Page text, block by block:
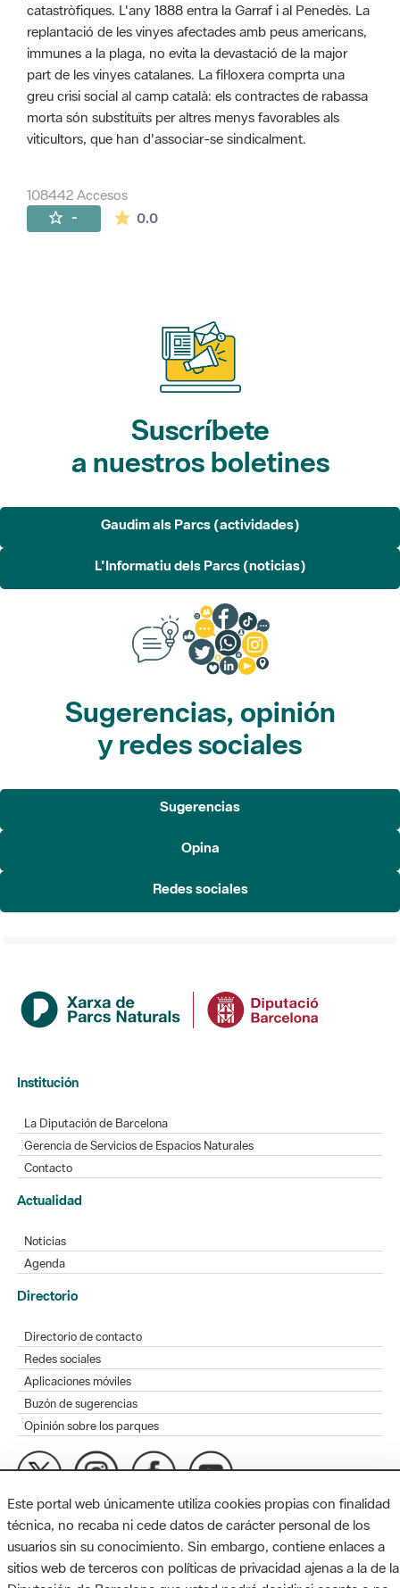
catastròfiques. L'any 1888 entra la Garraf i al Penedès. La
replantació de les vinyes afectades amb peus americans,
immunes a la plaga, no evita la devastació de la major
part de les vinyes catalanes. La fil·loxera comprta una
greu crisi social al camp català: els contractes de rabassa
morta són substituïts per altres menys favorables als
viticultors, que han d'associar-se sindicalment.
108442 Accesos
- 0.0La valoración media es de 0 estrellas de
Suscríbete
a nuestros boletines
Gaudim als Parcs (actividades)
L'Informatiu dels Parcs (noticias)
Sugerencias, opinión
y redes sociales
Sugerencias
Opina
Redes sociales
Institución
La Diputación de Barcelona
Gerencia de Servicios de Espacios Naturales
Contacto
Actualidad
Noticias
Agenda
Directorio
Directorio de contacto
Redes sociales
Aplicaciones móviles
Buzón de sugerencias
Opinión sobre los parques
MAPA WEB AVISO LEGAL ACCESIBILIDAD
Diputación de Barcelona. Edifici Llacuna, 1a planta. Badajoz, 49.
08005 Barcelona. Tel. 934 022 428 / xarxaparcs@diba.cat
Este portal web únicamente utiliza cookies propias con finalidad
técnica, no recaba ni cede datos de carácter personal de los
usuarios sin su conocimiento. Sin embargo, contiene enlaces a
sitios web de terceros con políticas de privacidad ajenas a la de la